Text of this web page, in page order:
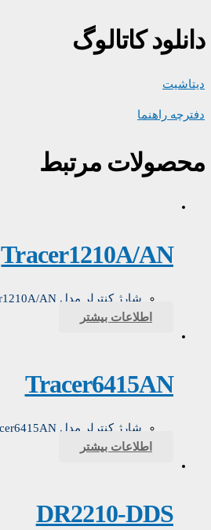
دانلود کاتالوگ
دیتاشیت
دفترچه راهنما
محصولات مرتبط
Tracer1210A/AN
شارژ کنترلر مدل Tracer1210A/AN سری MPPT برند EPEVER
اطلاعات بیشتر
Tracer6415AN
شارژ کنترلر مدل Tracer6415AN سری MPPT برند EPEVER
اطلاعات بیشتر
DR2210-DDS